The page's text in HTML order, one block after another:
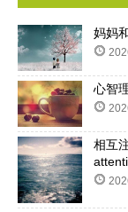
妈妈
心智
相互